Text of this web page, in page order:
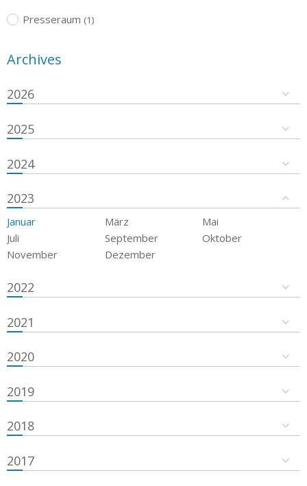
Presseraum (1)
Archives
2026
2025
2024
2023
Januar März
Mai
Juli
September
Oktober
November
Dezember
2022
2021
2020
2019
2018
2017